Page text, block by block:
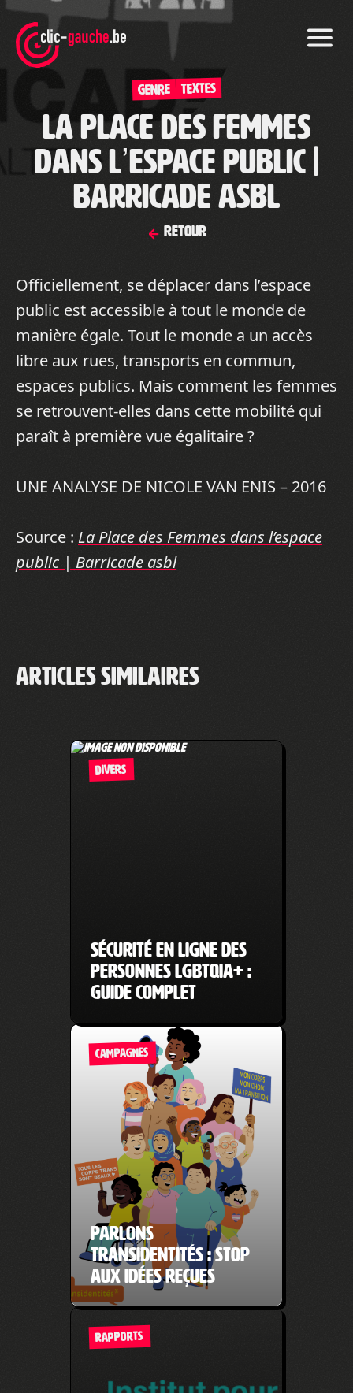
Skip
the
content
Genre TEXTES
La Place des Femmes
dans l’espace public |
Barricade asbl
Retour
Officiellement, se déplacer dans l’espace
public est accessible à tout le monde de
manière égale. Tout le monde a un accès
libre aux rues, transports en commun,
espaces publics. Mais comment les femmes
se retrouvent-elles dans cette mobilité qui
paraît à première vue égalitaire ?
UNE ANALYSE DE NICOLE VAN ENIS – 2016
Source : La Place des Femmes dans l’espace
public | Barricade asbl
Articles similaires
DIVERS
Sécurité en ligne des
personnes LGBTQIA+ :
guide complet
CAMPAGNES
Parlons
transidentités : Stop
aux idées reçues
RAPPORTS